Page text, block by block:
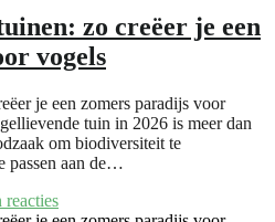
zo creëer je een
vogels
je een zomers paradijs voor
tuin in 2026 is meer dan
om biodiversiteit te
passen aan de…
reacties